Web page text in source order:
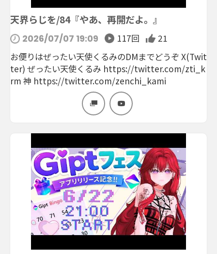
天界らじを/84『やあ、再開だよ。』
2026/07/07 19:09 117回
21
お便りはぜったい天使くるみのDMまでどうぞ X(Twit
ter) ぜったい天使くるみ https://twitter.com/zti_k
rm 神 https://twitter.com/zenchi_kami